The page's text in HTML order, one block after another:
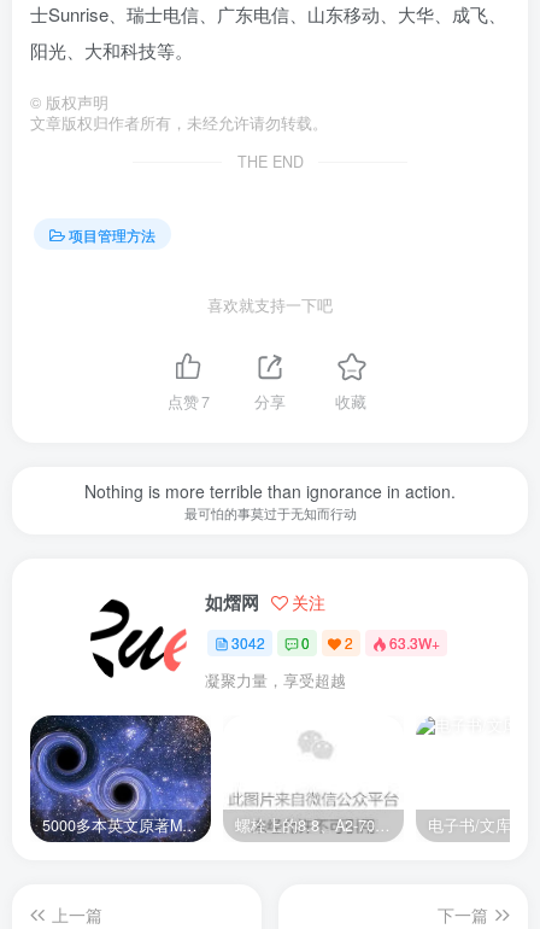
士Sunrise、瑞士电信、广东电信、山东移动、大华、成飞、
阳光、大和科技等。
© 版权声明
文章版权归作者所有，未经允许请勿转载。
THE END
项目管理方法
喜欢就支持一下吧
点赞7 分享 收藏
Nothing is more terrible than ignorance in action.
最可怕的事莫过于无知而行动
如熠网 关注
3042 0 2 63.3W+
凝聚力量，享受超越
5000多本英文原著MOBI+AZW3格式电子书百度云网盘打包下载 螺栓上的8.8、A2-70是什么意思？ 电子书/文库
上一篇
下一篇